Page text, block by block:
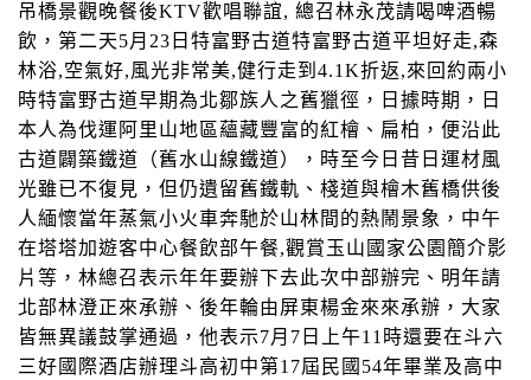
吊橋景觀晚餐後KTV歡唱聯誼, 總召林永茂請喝啤酒暢
飲，第二天5月 23 日特富野古道特富野古道平坦好走,森
林浴,空氣好,風光非常美,健行走到 4.1K折返,來回約兩小
時特富野古道早期為北鄒族人之舊獵徑，日據時期，日
本人為伐運阿里山地區蘊藏豐富的紅檜、扁柏，便沿此
古道闢築鐵道（舊水山線鐵道），時至今日昔日運材風
光雖已不復見，但仍遺留舊鐵軌、棧道與檜木舊橋供後
人緬懷當年蒸氣小火車奔馳於山林間的熱鬧景象，中午
在塔塔加遊客中心餐飲部午餐,觀賞玉山國家公園簡介影
片等，林總召表示年年要辦下去此次中部辦完、明年請
北部林澄正來承辦、後年輪由屏東楊金來來承辦，大家
皆無異議鼓掌通過，他表示7月 7 日上午11 時還要在斗六
三好國際酒店辦理斗高初中第17屆民國 54年畢業及高中